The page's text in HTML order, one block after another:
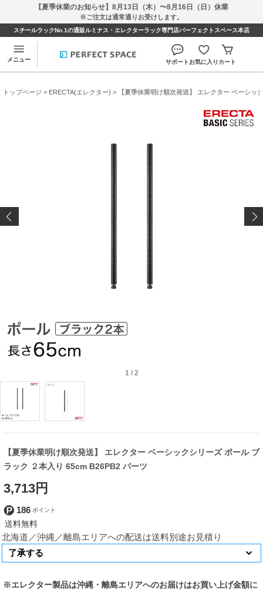
【夏季休業のお知らせ】8月13日（木）〜8月16日（日）休業
※ご注文は通常通りお受けします。
スチールラックNo.1の通販ルミナス・エレクターラック専門店パーフェクトスペース本店
メニュー サポートお気に入り カート
トップページ > ERECTA(エレクター) > 【夏季休業明け順次発送】 エレクター ベーシッ
1/ 2
【夏季休業明け順次発送】 エレクター ベーシックシリーズ ポール ブ
ラック ２本入り 65cm B26PB2 パーツ
3,713円
186
北海道／沖縄／離島エリアへの配送は送料別途お見積り
※エレクター製品は沖縄・離島エリアへのお届けはお買い上げ金額に